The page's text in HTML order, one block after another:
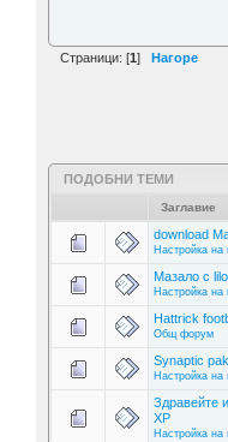
Страници: [1] Нагоре
ПОДОБНИ ТЕМИ
Заглавие
download
Настройка на
Мазало с
Настройка на
Hattrick
Общ форум
Synaptic
Настройка на
Здравейте
XP
Настройка на